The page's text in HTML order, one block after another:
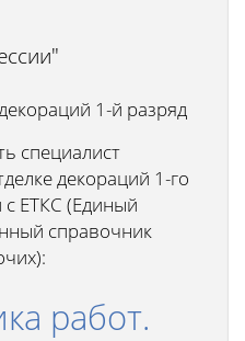
1-й разряд
специалист
декораций 1-го
с ЕТКС (Единый
справочник
работ.